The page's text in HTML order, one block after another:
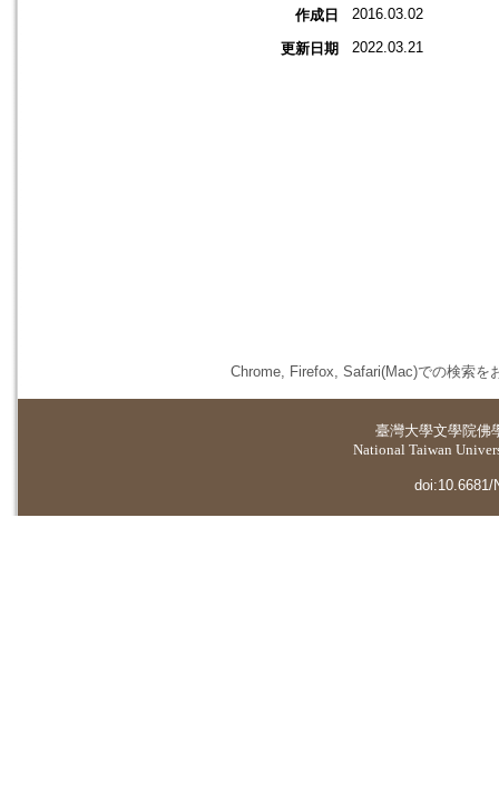
作成日 2016.03.02
更新日期 2022.03.21
Chrome, Firefox, Safari(Mac)での検索を
臺灣大學文學院佛
National Taiwan
doi:10.6681/